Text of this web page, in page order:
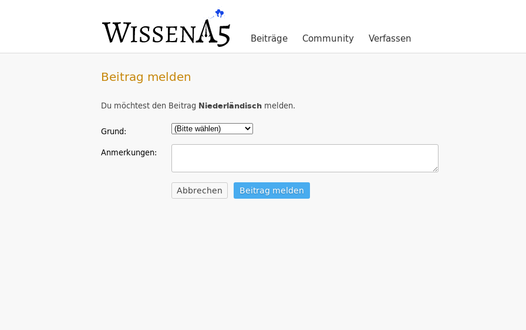
Beiträge Community Verfassen
Beitrag melden
Du möchtest den Beitrag Niederländisch melden.
Grund:
Anmerkungen:
Abbrechen